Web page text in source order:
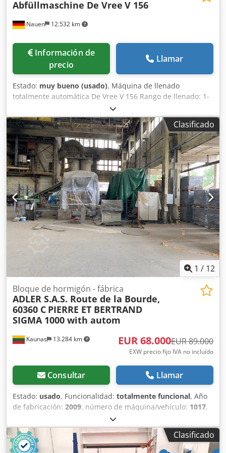
Nauen 12.532 km
Abfüllmaschine De Vree V 156
Información de
precio
Llamar
Estado: muy bueno (usado), Máquina de llenado
totalmente automática De Vree V 156 Rango de llenado: 1-
20 litros Dkedpjztc Sgjfx Abxjr Dispositivo automático para
colocar tapas Dispositivo automático para cerrar tapas En
excelente estado, directamente de la línea de producción.
Clasificado
1 / 12
Kaunas 13.284 km
Bloque de hormigón - fábrica
ADLER S.A.S. Route de la Bourde,
60360 C PIERRE ET BERTRAND
SIGMA 1000 with autom
EUR 68.000EUR 89.000
EXW precio fijo IVA no incluído
Consultar Llamar
Estado: usado, Funcionalidad: totalmente funcional, Año
de fabricación: 2009, número de máquina/vehículo: 1017,
Línea de producción usada para bloques de hormigón (y
arcilla expandida). La línea se utilizaba para producir
bloques de hormigón utilizando arcilla expandida. Desde
2023-08, la línea ya no está en funcionamiento, se ha
Clasificado